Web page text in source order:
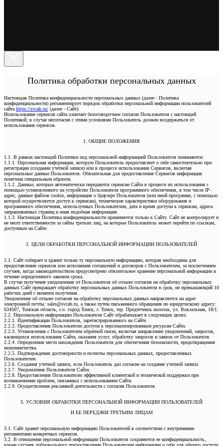
Политика обработки персональных данных
Настоящая Политика конфиденциальности персональных данных (далее - Политика
конфиденциальности) регламентирует порядок обработки персональной информации пользователей
сайта https://svcab.ru/ (далее - Сайт).
Использование сервисов сайта означает безоговорочное согласие Пользователя с настоящей
Политикой; в случае несогласия с этими условиями Пользователь должен воздержаться от
использования сервисов.
1. ОБЩИЕ ПОЛОЖЕНИЯ
1.1. В рамках настоящей Политики под персональной информацией Пользователя понимаются:
1.1.1. Персональная информация, которую Пользователь предоставляет о себе самостоятельно при
регистрации (создании учетной записи) или в процессе использования Сервисов, включая
персональные данные Пользователя. Обязательная для предоставления Сервисов информация
помечена специальным образом.
1.1.2. Данные, которые автоматически передаются сервисам Сайта в процессе их использования с
помощью установленного на устройстве Пользователя программного обеспечения, в том числе IP-
адрес, данные файлов cookie, информация о браузере Пользователя (или иной программе, с помощью
которой осуществляется доступ к сервисам), технические характеристики оборудования и
программного обеспечения, используемых Пользователем, дата и время доступа к сервисам, адреса
запрашиваемых страниц и иная подобная информация.
1.1.3. Настоящая Политика конфиденциальности применяется только к Сайту. Сайт не контролирует и
не несет ответственности за сайты третьих лиц, на которые Пользователь может перейти по ссылкам,
доступным на Сайте.
2. ЦЕЛИ ОБРАБОТКИ ПЕРСОНАЛЬНОЙ ИНФОРМАЦИИ ПОЛЬЗОВАТЕЛЕЙ
2.1. Сайт собирает и хранит только ту персональную информацию, которая необходима для
предоставления сервисов или исполнения соглашений и договоров с Пользователем, за исключением
случаев, когда законодательством предусмотрено обязательное хранение персональной информации в
течение определенного законом срока.
В случае получения уведомления от Пользователя об отзыве согласия на обработку персональных
данных Сайт прекращает обработку персональных данных Пользователя в срок, не превышающий 10
рабочих дней с момента получения.
Уведомление об отзыве согласия на обработку персональных данных направляется на адрес
электронной почты: sales@svcab.ru, а также путем письменного обращения по юридическому адресу:
634507, Томская область, г.о. город Томск, г. Томск, тер. Предтеченск поселок, ул. Вокзальная, 18/1.
2.2. Персональную информацию Пользователя Сайт обрабатывает в следующих целях:
2.2.1. Идентификации Пользователя, зарегистрированного на Сайте.
2.2.2. Предоставления Пользователю доступа к персонализированным ресурсам Сайта.
2.2.3. Установления с Пользователем обратной связи, включая направление уведомлений, запросов,
касающихся использования Сайта, оказания услуг, обработку запросов и заявок от Пользователя.
2.2.4. Определения места нахождения Пользователя для обеспечения безопасности, предотвращения
мошенничества.
2.2.5. Подтверждения достоверности и полноты персональных данных, предоставленных
Пользователем.
2.2.6. Создания учетной записи, если Пользователь дал согласие на создание учетной записи.
2.2.7. Уведомления Пользователя Сайта.
2.2.8. Предоставления Пользователю эффективной клиентской и технической поддержки при
возникновении проблем, связанных с использованием Сайта.
2.2.9. Осуществления рекламной деятельности с согласия Пользователя.
3. УСЛОВИЯ ОБРАБОТКИ ПЕРСОНАЛЬНОЙ ИНФОРМАЦИИ ПОЛЬЗОВАТЕЛЕЙ
И ЕЕ ПЕРЕДАЧИ ТРЕТЬИМ ЛИЦАМ
3.1. Сайт хранит персональную информацию Пользователей в соответствии с внутренними
регламентами конкретных сервисов.
3.2. В отношении персональной информации Пользователя сохраняется ее конфиденциальность,
кроме случаев добровольного предоставления Пользователем информации о себе для общего доступа